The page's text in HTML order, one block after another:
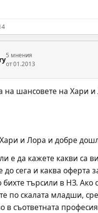
5 мнения
от 01.2013
и Лора и добре
е да кажете какви са
до сега и каква оферта
бихте търсили в НЗ. Ако
по скалата младши,
в съответната